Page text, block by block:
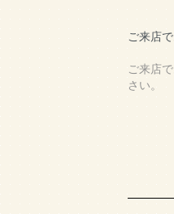
ご来店
ご来店
さい。